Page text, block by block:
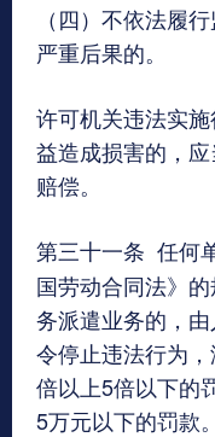
（四）不依法履
严重后果的。
许可机关违法实
益造成损害的，
赔偿。
第三十一条 任何
国劳动合同法》
务派遣业务的，
令停止违法行为
倍以上5倍以下的
5万元以下的罚款。